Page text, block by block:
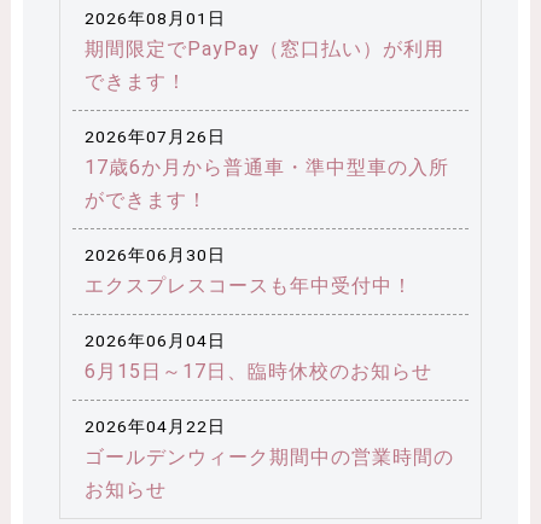
2026年08月01日
期間限定でPayPay（窓口払い）が利用
できます！
2026年07月26日
17歳6か月から普通車・準中型車の入所
ができます！
2026年06月30日
エクスプレスコースも年中受付中！
2026年06月04日
6月15日～17日、臨時休校のお知らせ
2026年04月22日
ゴールデンウィーク期間中の営業時間の
お知らせ